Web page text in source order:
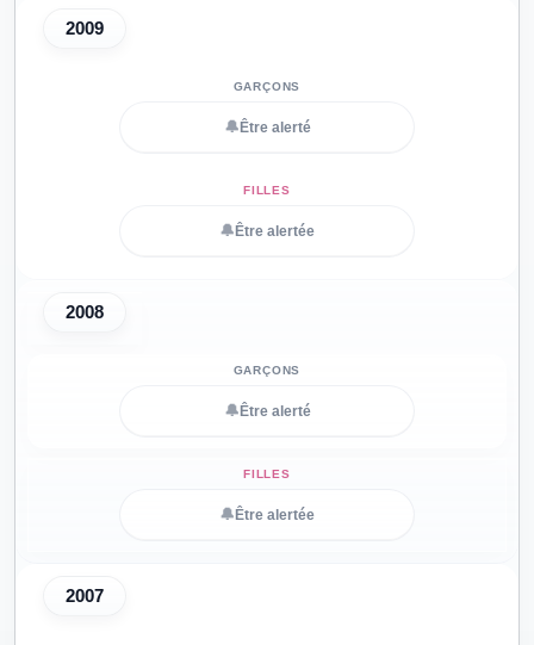
2009
🔔 Être alerté
🔔 Être alertée
2008
🔔 Être alerté
🔔 Être alertée
2007